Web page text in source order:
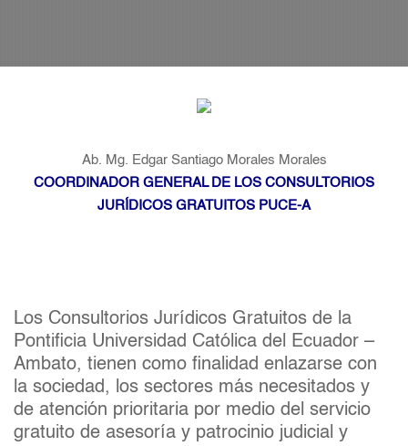
Ab. Mg. Edgar Santiago Morales Morales
COORDINADOR GENERAL DE LOS CONSULTORIOS
JURÍDICOS GRATUITOS PUCE-A
Los Consultorios Jurídicos Gratuitos de la
Pontificia Universidad Católica del Ecuador –
Ambato, tienen como finalidad enlazarse con
la sociedad, los sectores más necesitados y
de atención prioritaria por medio del servicio
gratuito de asesoría y patrocinio judicial y